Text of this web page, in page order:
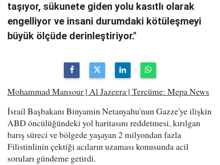
taşıyor, sükunete giden yolu kasıtlı olarak
engelliyor ve insani durumdaki kötüleşmeyi
büyük ölçüde derinleştiriyor."
Mohammad Mansour | Al Jazeera | Tercüme: Mepa News
İsrail Başbakanı Binyamin Netanyahu'nun Gazze'ye ilişkin
ABD öncülüğündeki yol haritasını reddetmesi, kırılgan
barış süreci ve bölgede yaşayan 2 milyondan fazla
Filistinlinin çektiği acıların uzaması konusunda acil
soruları gündeme getirdi.